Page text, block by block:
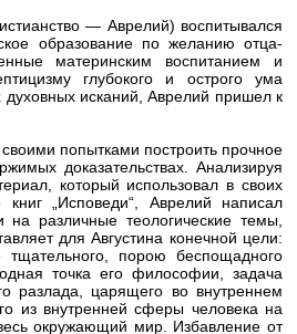
— Аврелий) воспитывался
образование по желанию отца-
материнским воспитанием и
глубокого и острого ума
исканий, Аврелий пришел к
попытками построить прочное
доказательствах. Анализируя
который использовал в своих
„Исповеди“, Аврелий написал
на различные теологические темы,
для Августина конечной цели:
порою беспощадного
точка его философии, задача
разлада, царящего во внутреннем
из внутренней сферы человека на
окружающий мир. Избавление от